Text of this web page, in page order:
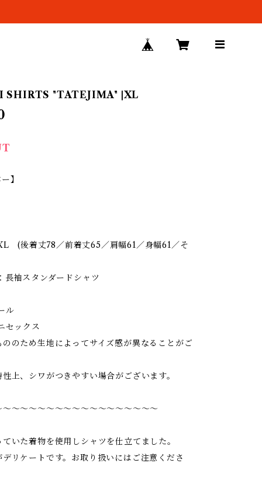
SHIRTS "TATEJIMA" |XL
】
(後着丈78／前着丈65／肩幅61／身幅61／そ
袖スタンダードシャツ
ル
セックス
のため生地によってサイズ感が異なることがご
上、シワがつきやすい場合がございます。
〜〜〜〜〜〜〜〜〜〜〜〜〜〜〜〜〜
いた着物を使用しシャツを仕立てました。
リケートです。お取り扱いにはご注意くださ